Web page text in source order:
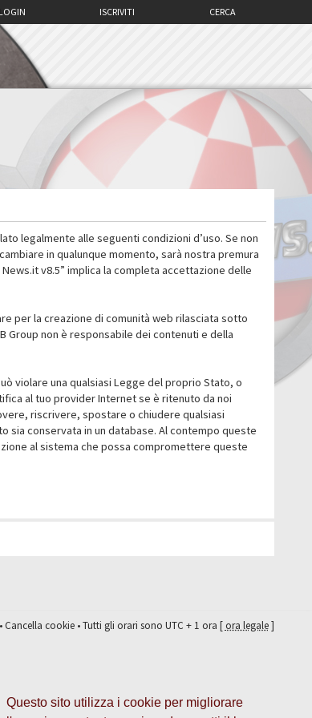
Questo sito utilizza i cookie per migliorare
CERCA
ISCRIVITI
LOGIN
legalmente alle seguenti condizioni d’uso. Se non
in qualunque momento, sarà nostra premura
v8.5” implica la completa accettazione delle
per la creazione di comunità web rilasciata sotto
Group non è responsabile dei contenuti e della
violare una qualsiasi Legge del proprio Stato, o
al tuo provider Internet se è ritenuto da noi
riscrivere, spostare o chiudere qualsiasi
sia conservata in un database. Al contempo queste
al sistema che possa compromettere queste
Cancella cookie• Tutti gli orari sono UTC + 1 ora [ora legale]